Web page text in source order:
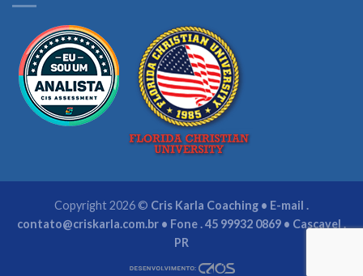
Copyright 2026 © Cris Karla Coaching • E-mail .
contato@criskarla.com.br • Fone . 45 99932 0869 • Cascavel .
PR